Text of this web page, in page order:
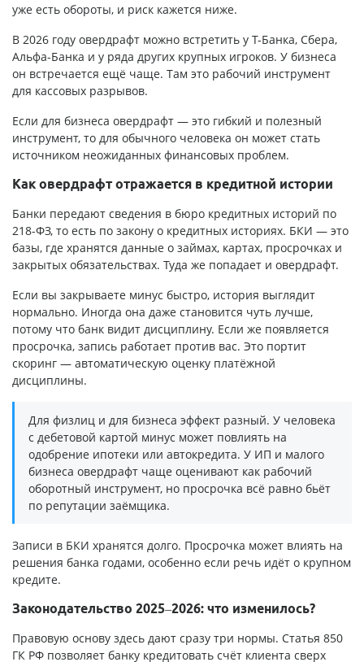
уже есть обороты, и риск кажется ниже.
В 2026 году овердрафт можно встретить у Т-Банка, Сбера,
Альфа-Банка и у ряда других крупных игроков. У бизнеса
он встречается ещё чаще. Там это рабочий инструмент
для кассовых разрывов.
Если для бизнеса овердрафт — это гибкий и полезный
инструмент, то для обычного человека он может стать
источником неожиданных финансовых проблем.
Как овердрафт отражается в кредитной истории
Банки передают сведения в бюро кредитных историй по
218-ФЗ, то есть по закону о кредитных историях. БКИ — это
базы, где хранятся данные о займах, картах, просрочках и
закрытых обязательствах. Туда же попадает и овердрафт.
Если вы закрываете минус быстро, история выглядит
нормально. Иногда она даже становится чуть лучше,
потому что банк видит дисциплину. Если же появляется
просрочка, запись работает против вас. Это портит
скоринг — автоматическую оценку платёжной
дисциплины.
Для физлиц и для бизнеса эффект разный. У человека
с дебетовой картой минус может повлиять на
одобрение ипотеки или автокредита. У ИП и малого
бизнеса овердрафт чаще оценивают как рабочий
оборотный инструмент, но просрочка всё равно бьёт
по репутации заёмщика.
Записи в БКИ хранятся долго. Просрочка может влиять на
решения банка годами, особенно если речь идёт о крупном
кредите.
Законодательство 2025–2026: что изменилось?
Правовую основу здесь дают сразу три нормы. Статья 850
ГК РФ позволяет банку кредитовать счёт клиента сверх